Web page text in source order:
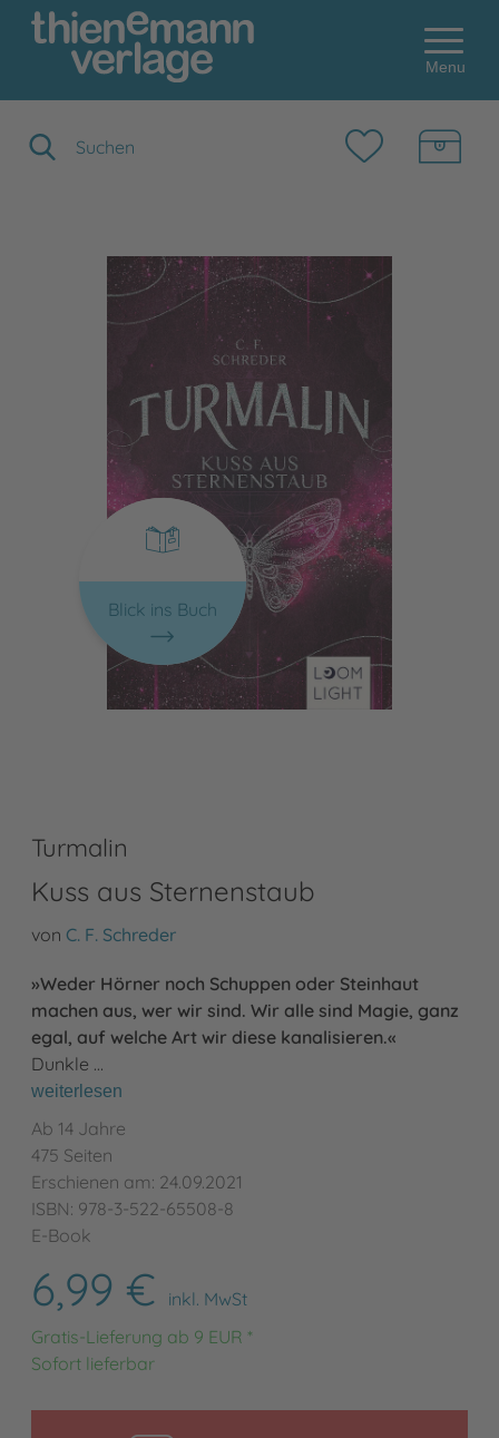
Menu
Blick ins Buch
Turmalin
Kuss aus Sternenstaub
von C. F. Schreder
»Weder Hörner noch Schuppen oder Steinhaut
machen aus, wer wir sind. Wir alle sind Magie, ganz
egal, auf welche Art wir diese kanalisieren.«
Dunkle …
weiterlesen
Ab 14 Jahre
475 Seiten
Erschienen am: 24.09.2021
ISBN: 978-3-522-65508-8
E-Book
6,99 €
inkl. MwSt
Gratis-Lieferung ab 9 EUR *
Sofort lieferbar